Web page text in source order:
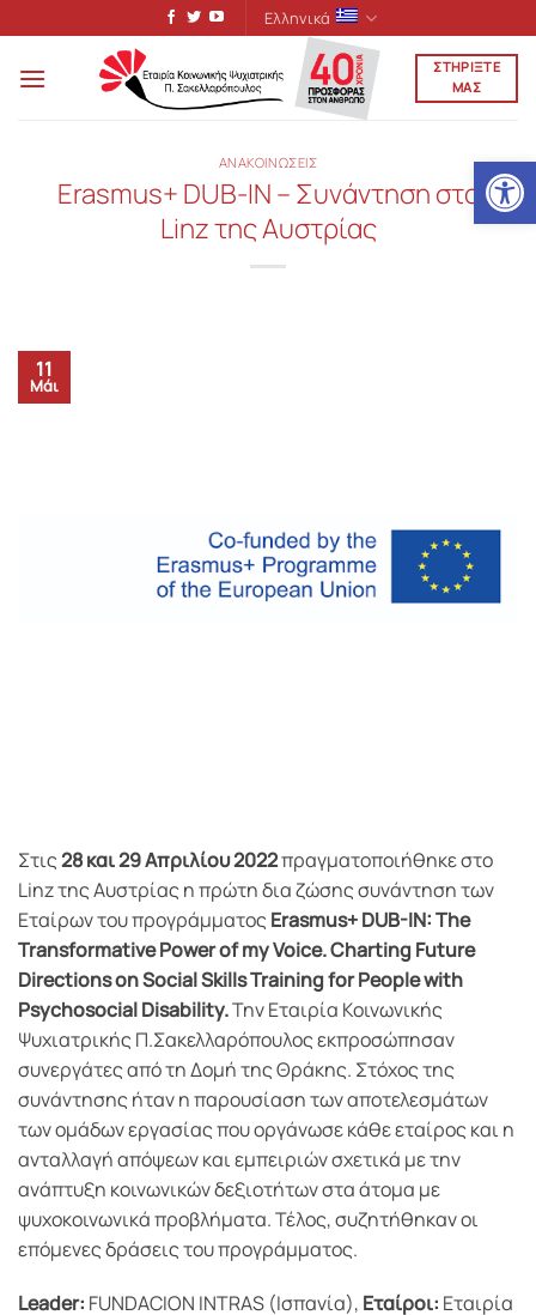
στο
περιεχόμενο
Ελληνικά
ΣΤΗΡΙΞΤΕ
ΜΑΣ
ΑΝΑΚΟΙΝΩΣΕΙΣ
Erasmus+ DUB-IN – Συνάντηση στο
Linz της Αυστρίας
11
Μάι
Στις28 και 29 Απριλίου 2022πραγματοποιήθηκε στο
Linz της Αυστρίας η πρώτη δια ζώσης συνάντηση των
Εταίρων του προγράμματος Erasmus+ DUB-IN: The
Transformative Power of my Voice. Charting Future
Directions on Social Skills Training for People with
Psychosocial Disability.Την Εταιρία Κοινωνικής
Ψυχιατρικής Π.Σακελλαρόπουλος εκπροσώπησαν
συνεργάτες από τη Δομή της Θράκης. Στόχος της
συνάντησης ήταν η παρουσίαση των αποτελεσμάτων
των ομάδων εργασίας που οργάνωσε κάθε εταίρος και η
ανταλλαγή απόψεων και εμπειριών σχετικά με την
ανάπτυξη κοινωνικών δεξιοτήτων στα άτομα με
ψυχοκοινωνικά προβλήματα. Τέλος, συζητήθηκαν οι
επόμενες δράσεις του προγράμματος.
Leader: FUNDACION INTRAS (Ισπανία), Εταίροι: Εταιρία